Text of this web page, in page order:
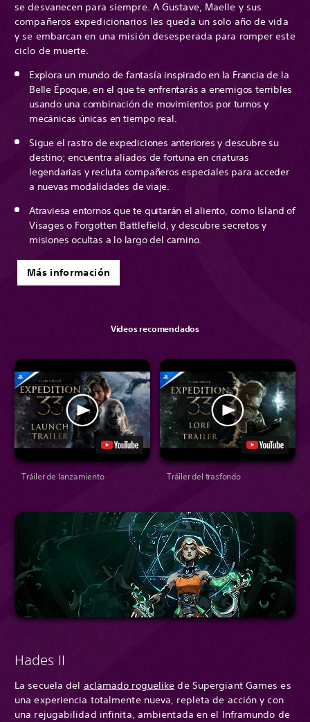
se desvanecen para siempre. A Gustave, Maelle y sus
compañeros expedicionarios les queda un solo año de vida
y se embarcan en una misión desesperada para romper este
ciclo de muerte.
Explora un mundo de fantasía inspirado en la Francia de la
Belle Époque, en el que te enfrentarás a enemigos terribles
usando una combinación de movimientos por turnos y
mecánicas únicas en tiempo real.
Sigue el rastro de expediciones anteriores y descubre su
destino; encuentra aliados de fortuna en criaturas
legendarias y recluta compañeros especiales para acceder
a nuevas modalidades de viaje.
Atraviesa entornos que te quitarán el aliento, como Island of
Visages o Forgotten Battlefield, y descubre secretos y
misiones ocultas a lo largo del camino.
Más información
Videos recomendados
Tráiler de lanzamiento Tráiler del trasfondo
Hades II
La secuela del aclamado roguelike de Supergiant Games es
una experiencia totalmente nueva, repleta de acción y con
una rejugabilidad infinita, ambientada en el Inframundo de